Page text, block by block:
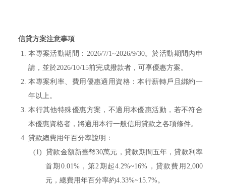
信貸方案注意事項
本專案活動期間：2026/7/1~2026/9/30。於活動期間內申
請，並於2026/10/15前完成撥款者，可享優惠方案。
本專案利率、費用優惠適用資格：本行薪轉戶且綁約一
年以上。
本行其他特殊優惠方案，不適用本優惠活動，若不符合
本優惠資格者，將適用本行一般信用貸款之各項條件。
貸款總費用年百分率說明：
貸款金額新臺幣30萬元，貸款期間五年，貸款利率
首期0.01%，第2期起4.2%~16%，貸款費用2,000
元，總費用年百分率約4.33%~15.7%。